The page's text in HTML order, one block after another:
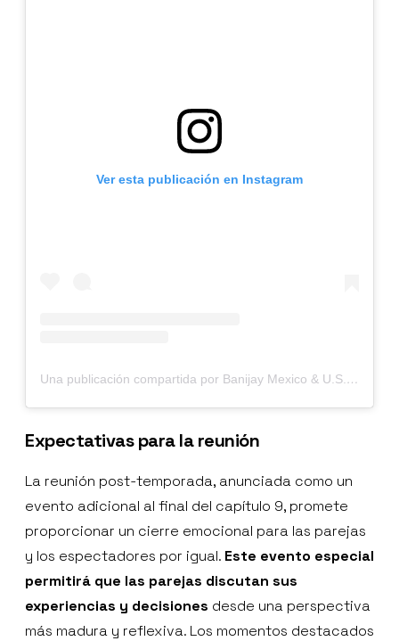
Ver esta publicación en Instagram
Una publicación compartida por Banijay Mexico & U.S. Hispanic (@banijaymxus)
Expectativas para la reunión
La reunión post-temporada, anunciada como un
evento adicional al final del capítulo 9, promete
proporcionar un cierre emocional para las parejas
y los espectadores por igual. Este evento especial
permitirá que las parejas discutan sus
experiencias y decisiones desde una perspectiva
más madura y reflexiva. Los momentos destacados